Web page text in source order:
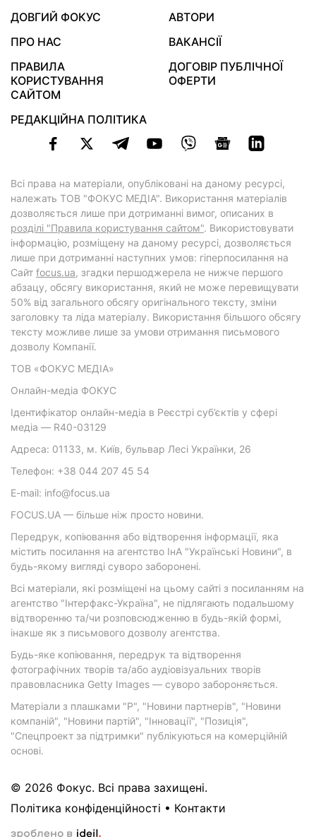
ДОВГИЙ ФОКУС
АВТОРИ
ПРО НАС
ВАКАНСІЇ
ПРАВИЛА
КОРИСТУВАННЯ
САЙТОМ
ДОГОВІР ПУБЛІЧНОЇ
ОФЕРТИ
РЕДАКЦІЙНА ПОЛІТИКА
Всі права на матеріали, опубліковані на даному ресурсі,
належать ТОВ "ФОКУС МЕДІА". Використання матеріалів
дозволяється лише при дотриманні вимог, описаних в
розділі "Правила користування сайтом". Використовувати
інформацію, розміщену на даному ресурсі, дозволяється
лише при дотриманні наступних умов: гіперпосилання на
Cайт focus.ua, згадки першоджерела не нижче першого
абзацу, обсягу використання, який не може перевищувати
50% від загального обсягу оригінального тексту, зміни
заголовку та ліда матеріалу. Використання більшого обсягу
тексту можливе лише за умови отримання письмового
дозволу Компанії.
ТОВ «ФОКУС МЕДІА»
Онлайн-медіа ФОКУС
Ідентифікатор онлайн-медіа в Реєстрі суб’єктів у сфері
медіа — R40-03129
Адреса: 01133, м. Київ, бульвар Лесі Українки, 26
Телефон: +38 044 207 45 54
E-mail: info@focus.ua
FOCUS.UA — більше ніж просто новини.
Передрук, копіювання або відтворення інформації, яка
містить посилання на агентство ІнА "Українські Новини", в
будь-якому вигляді суворо заборонені.
Всі матеріали, які розміщені на цьому сайті з посиланням на
агентство "Інтерфакс-Україна", не підлягають подальшому
відтворенню та/чи розповсюдженню в будь-якій формі,
інакше як з письмового дозволу агентства.
Будь-яке копіювання, передрук та відтворення
фотографічних творів та/або аудіовізуальних творів
правовласника Getty Images — суворо забороняється.
Матеріали з плашками "Р", "Новини партнерів", "Новини
компаній", "Новини партій", "Інновації", "Позиція",
"Спецпроект за підтримки" публікуються на комерційній
основі.
© 2026 Фокус. Всі права захищені.
Політика конфіденційності • Контакти